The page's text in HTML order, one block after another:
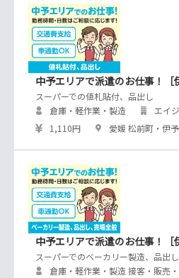
中予エリアで派遣のお仕事！
スーパーでの値札貼付、品出し
倉庫・軽作業・製造
エイ
1,110円
愛媛 松前町・伊
中予エリアで派遣のお仕事！
スーパーでのベーカリー製造、品出
倉庫・軽作業・製造 接客・販売